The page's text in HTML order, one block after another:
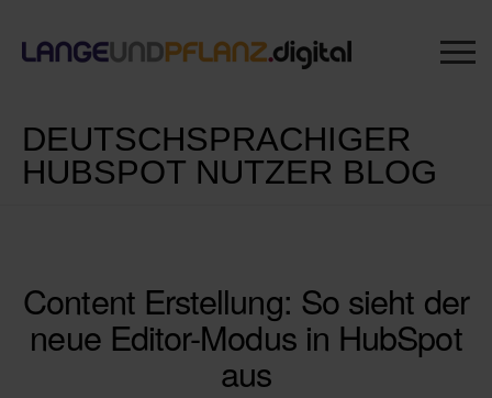
DEUTSCHSPRACHIGER
HUBSPOT NUTZER BLOG
Content Erstellung: So sieht der
neue Editor-Modus in HubSpot
aus